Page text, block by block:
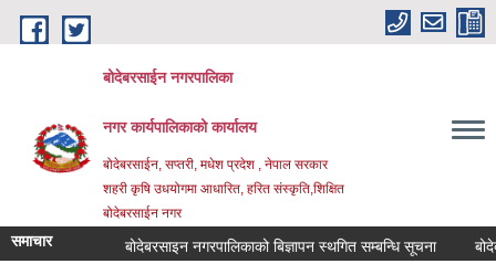
Skip to main content
बोदेबरसाईन नगरपालिका
नगर कार्यपालिकाको कार्यालय
बोदेबरसाईन, सप्तरी, मधेश प्रदेश , नेपाल सरकार
शहरी कृषि उधयोगमा आधारित, हरित संस्कृति,शिक्षित
बोदेबरसाईन नगर
समाचार बोदेबरसाइन नगरपालिकाको बिज्ञापन स्थगित सम्बन्धि सूचना